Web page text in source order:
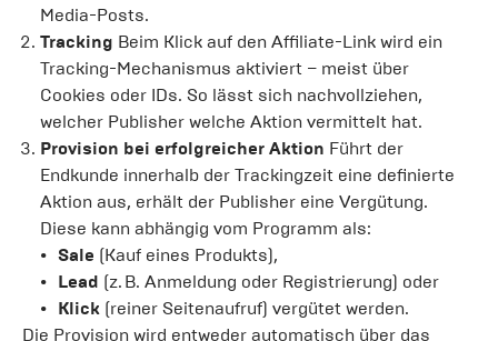
Media-Posts.
Tracking Beim Klick auf den Affiliate-Link wird ein
Tracking-Mechanismus aktiviert – meist über
Cookies oder IDs. So lässt sich nachvollziehen,
welcher Publisher welche Aktion vermittelt hat.
Provision bei erfolgreicher Aktion Führt der
Endkunde innerhalb der Trackingzeit eine definierte
Aktion aus, erhält der Publisher eine Vergütung.
Diese kann abhängig vom Programm als:
Sale (Kauf eines Produkts),
Lead (z. B. Anmeldung oder Registrierung) oder
Klick (reiner Seitenaufruf) vergütet werden.
Die Provision wird entweder automatisch über das